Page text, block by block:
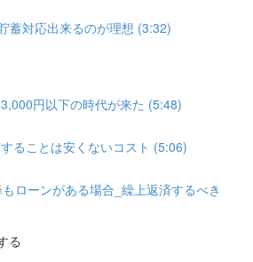
対応出来るのが理想 (3:32)
円以下の時代が来た (5:48)
ることは安くないコスト (5:06)
ローンがある場合_繰上返済するべき
る